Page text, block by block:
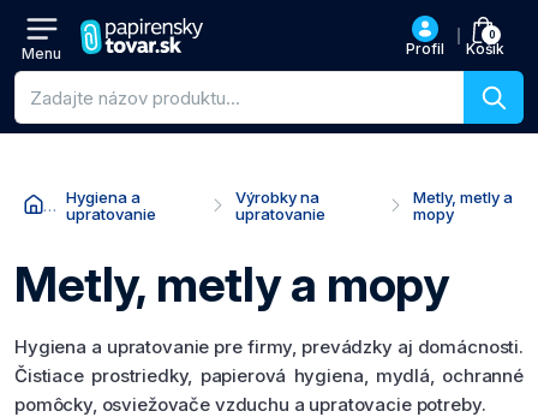
Menu Profil
0
Košík
Vyhľadávanie produktov
Hygiena a
upratovanie
Výrobky na
upratovanie
Metly, metly a
mopy
Metly, metly a mopy
Hygiena a upratovanie pre firmy, prevádzky aj domácnosti.
Čistiace prostriedky, papierová hygiena, mydlá, ochranné
pomôcky, osviežovače vzduchu a upratovacie potreby.